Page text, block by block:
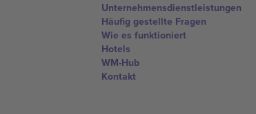
Unternehmensdienstleistungen
Häufig gestellte Fragen
Wie es funktioniert
Hotels
WM-Hub
Kontakt